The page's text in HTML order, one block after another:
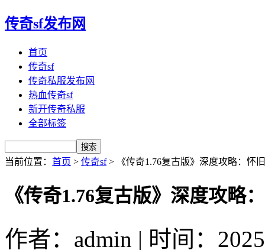
传奇sf发布网
首页
传奇sf
传奇私服发布网
热血传奇sf
新开传奇私服
全部标签
当前位置： 首页 > 传奇sf> 《传奇1.76复古版》深度攻略：怀
《传奇1.76复古版》深度攻略
作者：admin | 时间：